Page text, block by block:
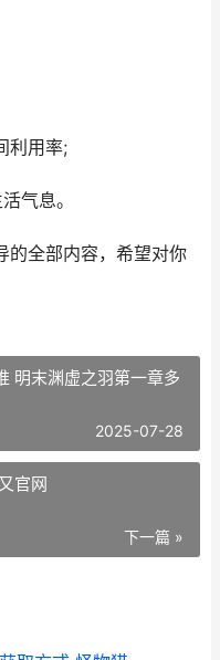
利用率;
气息。
的全部内容，希望对你
明末渊虚之羽第一章多
2025-07-28
官网
下一篇 »